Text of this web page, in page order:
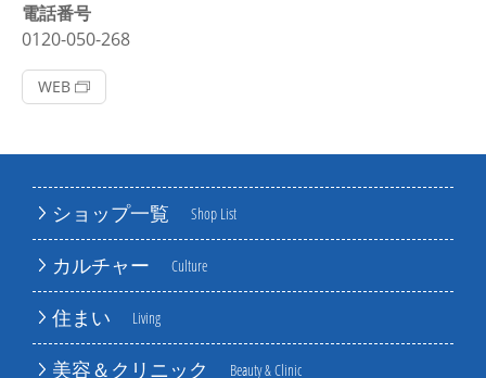
ショップ一覧 Shop List
カルチャー Culture
住まい Living
美容＆クリニック Beauty & Clinic
電話番号
0120-050-268
WEB